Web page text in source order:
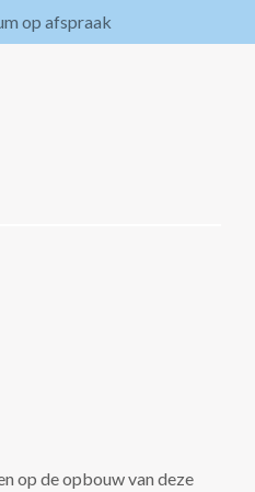
op afspraak
op de opbouw van deze